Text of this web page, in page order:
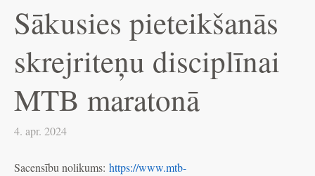
Sākusies pieteikšanās
skrejriteņu disciplīnai
MTB maratonā
4. apr. 2024
Sacensību nolikums: https://www.mtb-